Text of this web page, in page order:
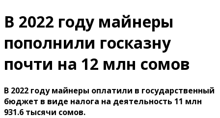
В 2022 году майнеры
пополнили госказну
почти на 12 млн сомов
В 2022 году майнеры оплатили в государственный
бюджет в виде налога на деятельность 11 млн
931.6 тысячи сомов.